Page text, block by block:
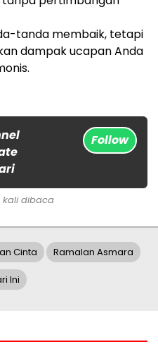
tanda membaik, tetapi
dampak ucapan Anda
Follow
kali dibaca
Cinta Ramalan Asmara
Ini